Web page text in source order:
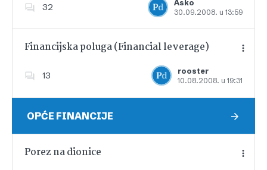
32
Asko
30.09.2008. u 13:59
Dodajte u favorite
Financijska poluga (Financial leverage)
13
rooster
10.08.2008. u 19:31
Dodajte u favorite
OPĆE FINANCIJE
Porez na dionice